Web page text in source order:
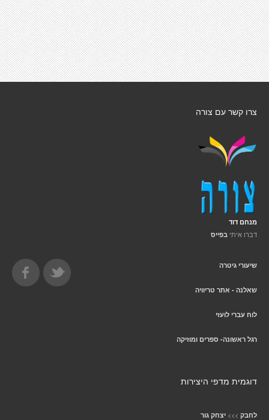
צרו קשר עם צורה
מנחם דוד
דברו איתי בפייס
שיעורי גיטרה
שאלנה - אתר טריוויה
לוח עברי לועזי
רגל ראשונה- ספרים ומוזיקה
דוגמית מדפי היצירות
לחבק >>> יצחק גור